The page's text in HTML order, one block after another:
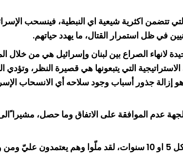
تتضمن اكثرية شيعية اي النبطية، فينسحب
في ظل استمرار القتال، ما يهدد حياتهم.
لانهاء الصراع بين لبنان وإسرائيل هي من خلال
التي يتبعونها هي قصيرة النظر، وتؤدي
جذور أسباب وجود سلاحه أي الانسحاب
عدم الموافقة على الاتفاق وما حصل، مشيرا
ولفت الرئيس عون الى الرغبة في العيش في سلام، والى ان اللبنانيين “يستحقون عدم رؤية منازلهم تدمّر كل 5 او 10